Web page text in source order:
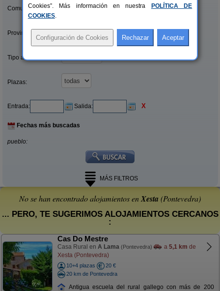
Comunidades:
Provincias/Islas:
Tipo alquiler:
Plazas:
Entrada: Salida: X
Fechas más buscadas
pueblo:
MÁS FILTROS
No se han encontrado alojamientos enXesta (Pontevedra)
... PERO, TE SUGERIMOS ALOJAMIENTOS CERCANOS
:
Cas Do Mestre
Casa Rural en A Lama (Pontevedra) a 5,1 km de
Xesta (Pontevedra)
10+4 plazas
20 €
20 km de Pontevedra
Antigua escuela del rural gallego con más de 200
Cookies”. Más información en nuestra
POLÍTICA DE
COOKIES.